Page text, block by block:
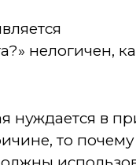
нелогичен,
нуждается в
то почему